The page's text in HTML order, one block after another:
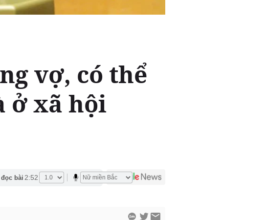
vợ, có thể
ở xã hội
đọc bài 2:52